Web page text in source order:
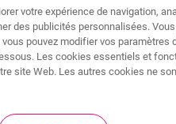
dîner aux chandelles raffiné.
votre expérience de navigation,
des publicités personnalisées.
pouvez modifier vos paramètres
Les cookies essentiels et
site Web. Les autres cookies ne